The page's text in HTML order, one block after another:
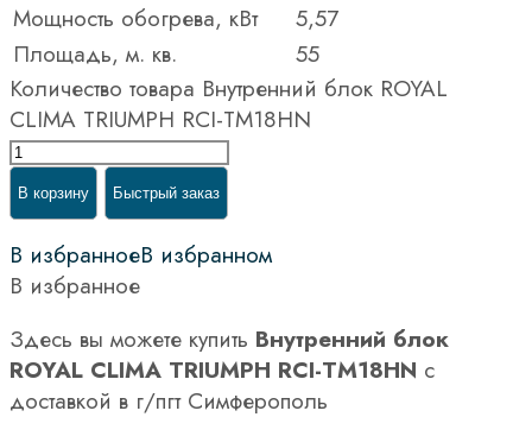
Мощность обогрева, кВт
5,57
Площадь, м. кв.
55
Количество товара Внутренний блок ROYAL
CLIMA TRIUMPH RCI-TM18HN
В корзину Быстрый заказ
В избранноеВ избранном
В избранное
Здесь вы можете купить Внутренний блок
ROYAL CLIMA TRIUMPH RCI-TM18HN с
доставкой в г/пгт Симферополь